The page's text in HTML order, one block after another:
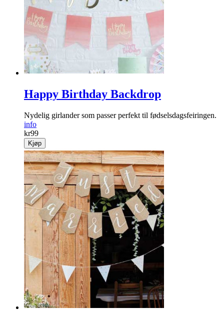
Happy Birthday Backdrop
Nydelig girlander som passer perfekt til fødselsdagsfeiringen.
info
kr99
Kjøp